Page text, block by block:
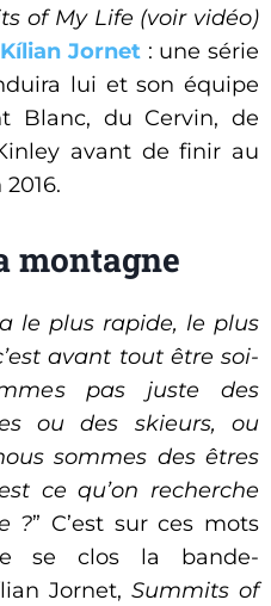
of My Life (voir vidéo)
Kílian Jornet: une série
lui et son équipe
Blanc, du Cervin, de
avant de finir au
montagne
le plus rapide, le plus
avant tout être soi-
pas juste des
ou des skieurs, ou
sommes des êtres
ce qu’on recherche
?” C’est sur ces mots
se clos la bande-
Jornet, Summits of